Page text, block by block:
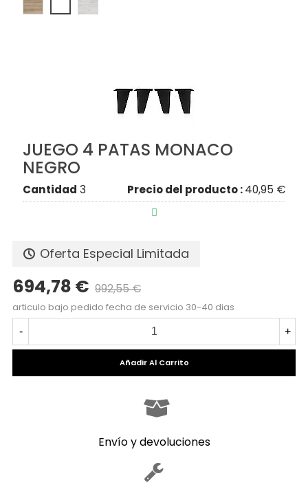
JUEGO 4 PATAS MONACO
NEGRO
Cantidad 3 Precio del producto :40,95 €

Oferta Especial Limitada
694,78 € 992,55 €
articulo bajo pedido fecha de servicio 30-40 dias
- +
Añadir Al Carrito
Envío y devoluciones